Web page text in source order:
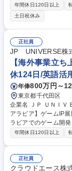
ターグッズやパンフ
ど、幅広く担当していただきます。 配給さ
他、洋画、他社配給
売上・収支を重要視
ァンビジネス」であ
らのコンテンツを作
す。 参考URL：https://
品・パンフレット商
年間休日120日以上
土日祝休み
正社員
JP UNIVERSE株
【海外事業立
休124日/英語活
年俸800万円～
東京都千代田区
企業名 ＪＰ ＵＮＩＶＥＲＳＥ株式会社
アラビア】ゲームIP展開/年休
ラビアでのゲーム開
織・運営基盤の初期
は、新規法人の設立
ど、事業成立に不可
ズのため職務範囲は
年間休日120日以上
正社員
クラウドエース株